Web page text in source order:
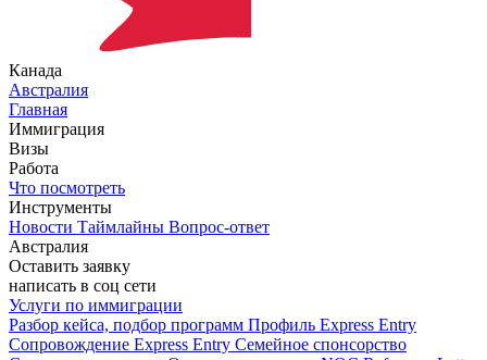
Канада
Австралия
Главная
Иммиграция
Визы
Работа
Что посмотреть
Инструменты
Новости Таймлайны Вопрос-ответ
Австралия
Оставить заявку
написать в соц сети
Услуги по иммиграции
Разбор кейса, подбор программ Профиль Express Entry
Сопровождение Express Entry Семейное спонсорство